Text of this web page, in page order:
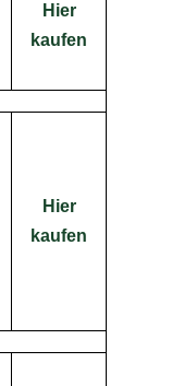
Hier
kaufen
Hier
kaufen